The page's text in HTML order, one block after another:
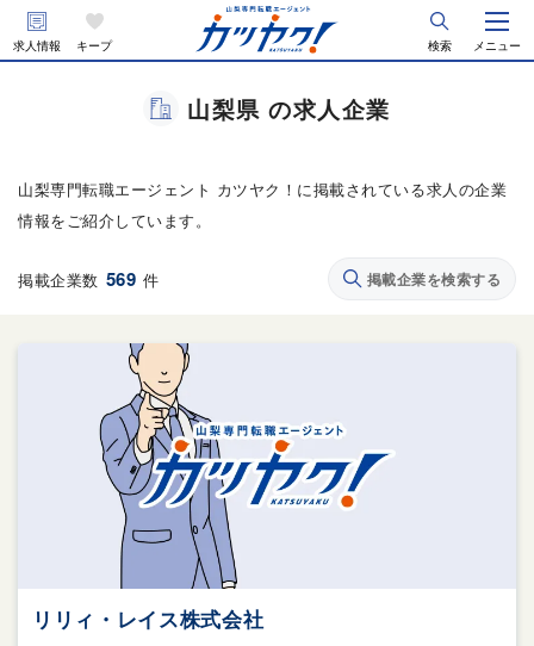
求人情報 キープ 検索 メニュー
山梨県 の求人企業
山梨専門転職エージェント カツヤク！に掲載されている求人の企業
情報をご紹介しています。
掲載企業数 569 件 掲載企業を検索する
リリィ・レイス株式会社